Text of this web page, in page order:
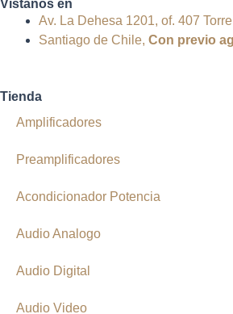
Vistanos en
Av. La Dehesa 1201, of. 407
Santiago de Chile, Con previo
Tienda
Amplificadores
Preamplificadores
Acondicionador Potencia
Audio Analogo
Audio Digital
Audio Video